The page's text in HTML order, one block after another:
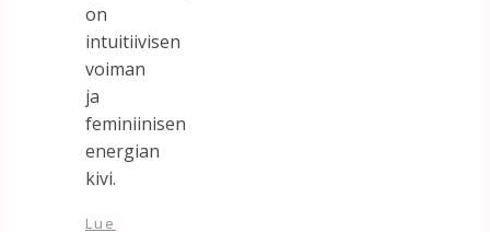
on
intuitiivisen
voiman
ja
feminiinisen
energian
kivi.
Lue